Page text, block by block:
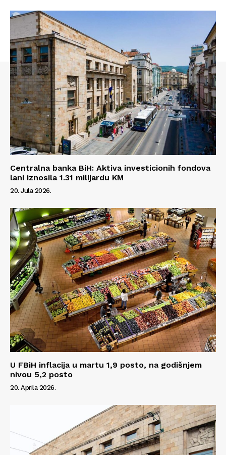
Info
O nama
Kontakt
Impressum
Centralna banka BiH: Aktiva investicionih fondova
lani iznosila 1.31 milijardu KM
20. Jula 2026.
U FBiH inflacija u martu 1,9 posto, na godišnjem
nivou 5,2 posto
20. Aprila 2026.